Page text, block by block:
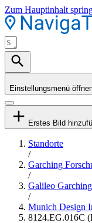
Zum Hauptinhalt
Einstellungsmenü
Erstes Bild
Standorte
/
Garching
/
Galileo Garching
/
Munich Design
8124.EG.016C